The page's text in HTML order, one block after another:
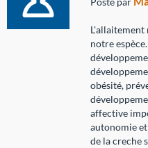
L'allaitement
notre
obésité,
affective
autonomie
de la creche